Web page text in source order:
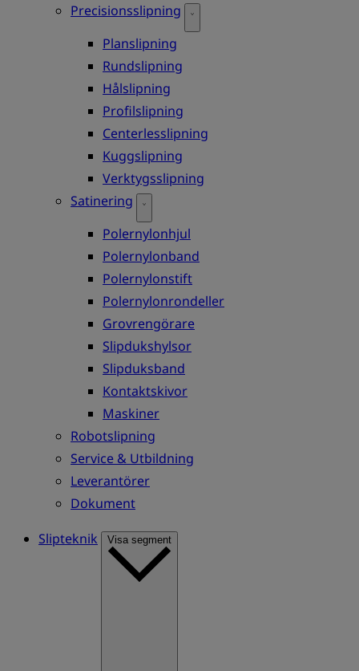
Precisionsslipning
Planslipning
Rundslipning
Hålslipning
Profilslipning
Centerlesslipning
Kuggslipning
Verktygsslipning
Satinering
Polernylonhjul
Polernylonband
Polernylonstift
Polernylonrondeller
Grovrengörare
Slipdukshylsor
Slipduksband
Kontaktskivor
Maskiner
Robotslipning
Service & Utbildning
Leverantörer
Dokument
Slipteknik
Visa segment